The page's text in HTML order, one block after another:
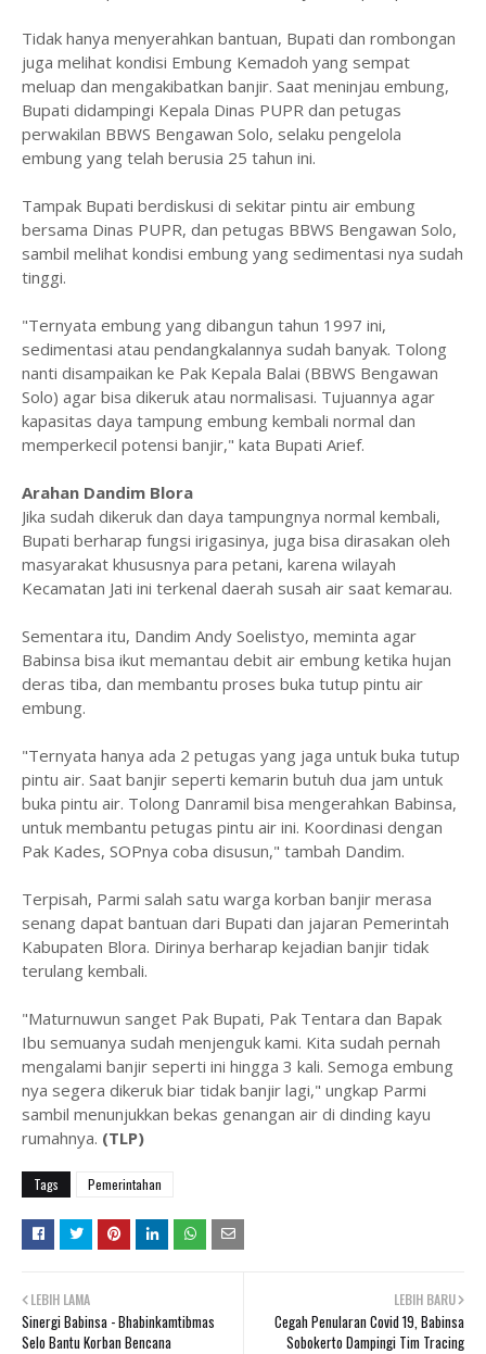
Tidak hanya menyerahkan bantuan, Bupati dan rombongan
juga melihat kondisi Embung Kemadoh yang sempat
meluap dan mengakibatkan banjir. Saat meninjau embung,
Bupati didampingi Kepala Dinas PUPR dan petugas
perwakilan BBWS Bengawan Solo, selaku pengelola
embung yang telah berusia 25 tahun ini.
Tampak Bupati berdiskusi di sekitar pintu air embung
bersama Dinas PUPR, dan petugas BBWS Bengawan Solo,
sambil melihat kondisi embung yang sedimentasi nya sudah
tinggi.
"Ternyata embung yang dibangun tahun 1997 ini,
sedimentasi atau pendangkalannya sudah banyak. Tolong
nanti disampaikan ke Pak Kepala Balai (BBWS Bengawan
Solo) agar bisa dikeruk atau normalisasi. Tujuannya agar
kapasitas daya tampung embung kembali normal dan
memperkecil potensi banjir," kata Bupati Arief.
Arahan Dandim Blora
Jika sudah dikeruk dan daya tampungnya normal kembali,
Bupati berharap fungsi irigasinya, juga bisa dirasakan oleh
masyarakat khususnya para petani, karena wilayah
Kecamatan Jati ini terkenal daerah susah air saat kemarau.
Sementara itu, Dandim Andy Soelistyo, meminta agar
Babinsa bisa ikut memantau debit air embung ketika hujan
deras tiba, dan membantu proses buka tutup pintu air
embung.
"Ternyata hanya ada 2 petugas yang jaga untuk buka tutup
pintu air. Saat banjir seperti kemarin butuh dua jam untuk
buka pintu air. Tolong Danramil bisa mengerahkan Babinsa,
untuk membantu petugas pintu air ini. Koordinasi dengan
Pak Kades, SOPnya coba disusun," tambah Dandim.
Terpisah, Parmi salah satu warga korban banjir merasa
senang dapat bantuan dari Bupati dan jajaran Pemerintah
Kabupaten Blora. Dirinya berharap kejadian banjir tidak
terulang kembali.
"Maturnuwun sanget Pak Bupati, Pak Tentara dan Bapak
Ibu semuanya sudah menjenguk kami. Kita sudah pernah
mengalami banjir seperti ini hingga 3 kali. Semoga embung
nya segera dikeruk biar tidak banjir lagi," ungkap Parmi
sambil menunjukkan bekas genangan air di dinding kayu
rumahnya. (TLP)
Tags Pemerintahan
LEBIH BARU
Cegah Penularan Covid 19, Babinsa
Sobokerto Dampingi Tim Tracing
LEBIH LAMA
Sinergi Babinsa - Bhabinkamtibmas
Selo Bantu Korban Bencana